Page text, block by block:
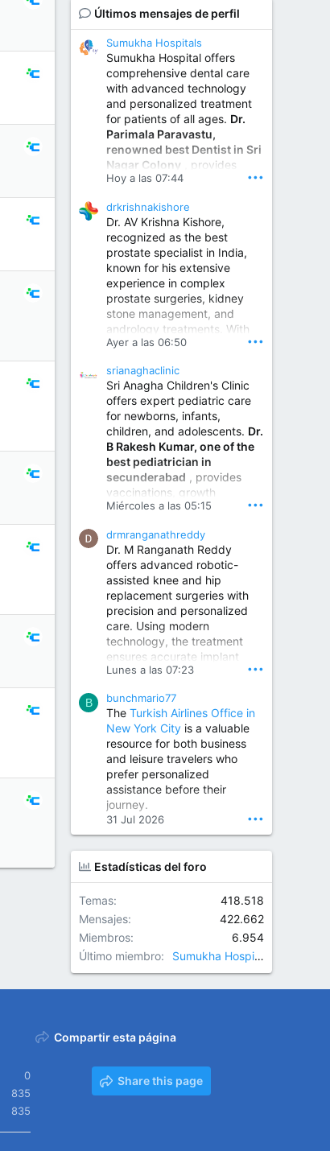
Últimos mensajes de perfil
Sumukha Hospitals
Sumukha Hospital offers
comprehensive dental care
with advanced technology
and personalized treatment
for patients of all ages. Dr.
Parimala Paravastu,
renowned best Dentist in Sri
Nagar Colony , provides
expert care for tooth pain,
treatment, dental implants,
smile designing, cosmetic
dentistry.
Sumukha Hospital | Ear, Nose & Throat, Dental & Maxillofacial Surgery Center
www.sumukhahospitals.co
m
Hoy a las 07:44 •••
drkrishnakishore
Dr. AV Krishna Kishore,
recognized as the best
prostate specialist in India,
known for his extensive
experience in complex
prostate surgeries, kidney
stone management, and
andrology treatments. With
years of surgical practice and
invasive and robotic
techniques.
Best Urologist in Vijayawada | Urology Specialist in Vijayawada
Dr. A. V. Krishna Kishore,
the Best Urologist...
www.drkrishnakishore.com
Ayer a las 06:50 •••
srianaghaclinic
Sri Anagha Children's Clinic
offers expert pediatric care
for newborns, infants,
children, and adolescents. Dr.
B Rakesh Kumar, one of the
best pediatrician in
secunderabad , provides
vaccinations, growth
monitoring, newborn care,
illnesses, nutrition guidance,
and preventive healthcare in
a child-friendly environment.
Children Hospital in Secunderabad | Best Pediatrician in Hyderabad | Neonatologist in Medchal
Our pediatrician and
Neonatologist team at...
www.srianaghaclinic.com
Miércoles a las 05:15 •••
drmranganathreddy
Dr. M Ranganath Reddy
offers advanced robotic-
assisted knee and hip
replacement surgeries with
precision and personalized
care. Using modern
technology, the treatment
ensures accurate implant
placement, reduced pain,
improved joint function,
helping patients return to an
active and comfortable
lifestyle.
Orthopedic Surgeon in Kondapur | Best Orthopedic Doctor in Kondapur | Dr. M. Ranganath Reddy
Consult Dr. M. Ranganath
Reddy, the best...
www.drranganathreddy.co
m
Lunes a las 07:23 •••
B bunchmario77
The Turkish Airlines Office in
New York City is a valuable
resource for both business
and leisure travelers who
prefer personalized
assistance before their
journey.
31 Jul 2026 •••
Estadísticas del foro
Temas
418.518
Mensajes
422.662
Miembros
6.954
Último miembro
Sumukha Hospitals
0
835
835
Compartir esta página
Share this page